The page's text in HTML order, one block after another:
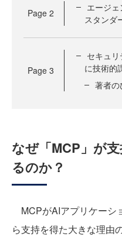
Page 2
エージェ
スタンダ
Page 3
セキュ
に技術的
著者の
なぜ「MCP」が
るのか？
MCPがAIアプリケーシ
ら支持を得た大きな理由